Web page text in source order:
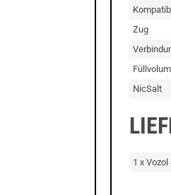
Zug
NicSalt
1 x